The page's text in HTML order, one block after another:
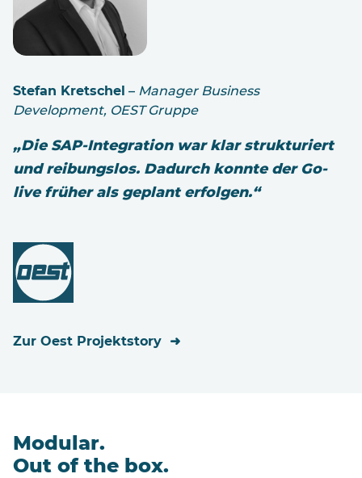
Stefan Kretschel – Manager Business
Development, OEST Gruppe
„Die SAP-Integration war klar strukturiert
und reibungslos. Dadurch konnte der Go-
live früher als geplant erfolgen.“
Zur Oest Projektstory
Modular.
Out of the box.